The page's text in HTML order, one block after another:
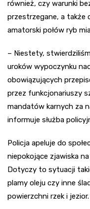
również, czy warunki
przestrzegane, a także
amatorski połów ryb
– Niestety,
uroków wypoczynku
obowiązujących
przez funkcjonariuszy
mandatów karnych za
informuje służba
Policja apeluje do
niepokojące zjawiska
Dotyczy to sytuacji
plamy oleju czy inne
powierzchni rzek i jezior.